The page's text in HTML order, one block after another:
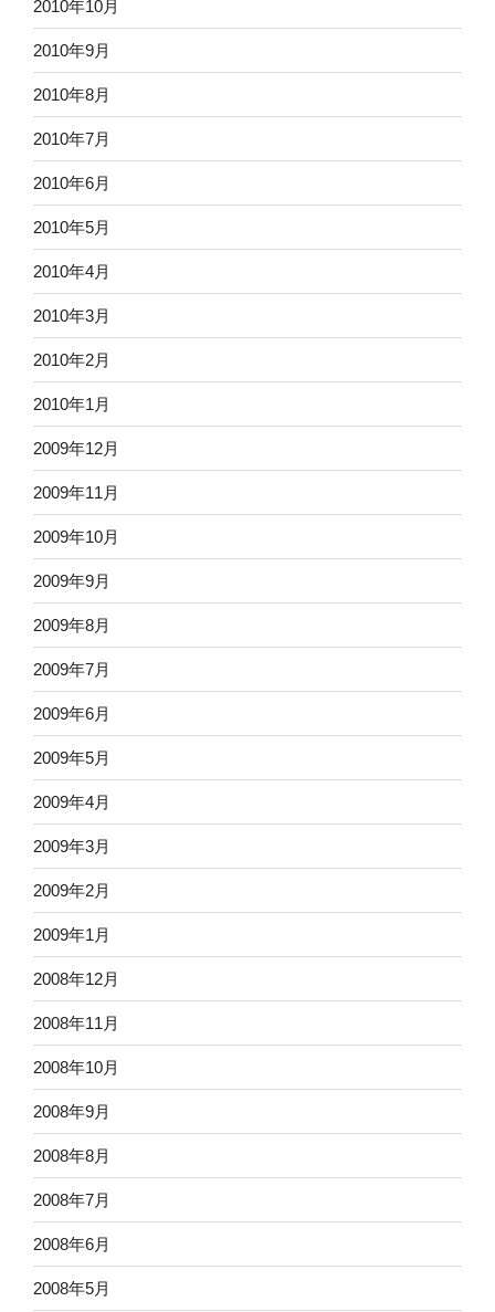
2010年10月
2010年9月
2010年8月
2010年7月
2010年6月
2010年5月
2010年4月
2010年3月
2010年2月
2010年1月
2009年12月
2009年11月
2009年10月
2009年9月
2009年8月
2009年7月
2009年6月
2009年5月
2009年4月
2009年3月
2009年2月
2009年1月
2008年12月
2008年11月
2008年10月
2008年9月
2008年8月
2008年7月
2008年6月
2008年5月